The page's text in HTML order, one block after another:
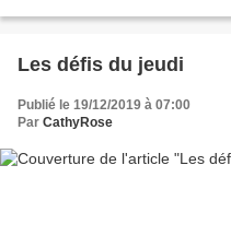
Les défis du jeudi
Publié le 19/12/2019 à 07:00
Par CathyRose